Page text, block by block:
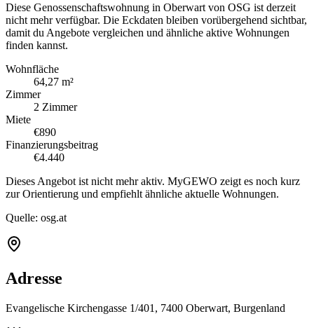
Diese Genossenschaftswohnung in Oberwart von OSG ist derzeit
nicht mehr verfügbar. Die Eckdaten bleiben vorübergehend sichtbar,
damit du Angebote vergleichen und ähnliche aktive Wohnungen
finden kannst.
Wohnfläche
64,27 m²
Zimmer
2 Zimmer
Miete
€890
Finanzierungsbeitrag
€4.440
Dieses Angebot ist nicht mehr aktiv. MyGEWO zeigt es noch kurz
zur Orientierung und empfiehlt ähnliche aktuelle Wohnungen.
Quelle: osg.at
Adresse
Evangelische Kirchengasse 1/401, 7400 Oberwart, Burgenland